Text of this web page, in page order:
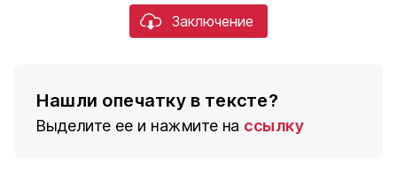
Заключение
Нашли опечатку в тексте?
Выделите ее и нажмите на ссылку